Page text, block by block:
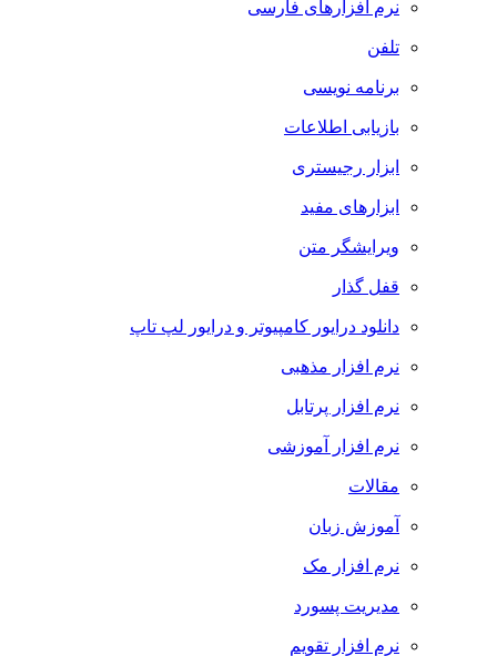
نرم افزارهای فارسی
تلفن
برنامه نویسی
بازیابی اطلاعات
ابزار رجیستری
ابزارهای مفید
ویرایشگر متن
قفل گذار
دانلود درایور کامپیوتر و درایور لپ تاپ
نرم افزار مذهبی
نرم افزار پرتابل
نرم افزار آموزشی
مقالات
آموزش زبان
نرم افزار مک
مدیریت پسورد
نرم افزار تقویم